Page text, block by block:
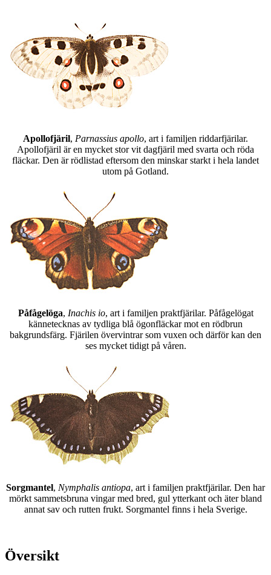
Apollofjäril, Parnassius apollo, art i familjen riddarfjärilar.
Apollofjäril är en mycket stor vit dagfjäril med svarta och röda
fläckar. Den är rödlistad eftersom den minskar starkt i hela landet
utom på Gotland.
Påfågelöga, Inachis io, art i familjen praktfjärilar. Påfågelögat
kännetecknas av tydliga blå ögonfläckar mot en rödbrun
bakgrundsfärg. Fjärilen övervintrar som vuxen och därför kan den
ses mycket tidigt på våren.
Sorgmantel, Nymphalis antiopa, art i familjen praktfjärilar. Den har
mörkt sammetsbruna vingar med bred, gul ytterkant och äter bland
annat sav och rutten frukt. Sorgmantel finns i hela Sverige.
Översikt